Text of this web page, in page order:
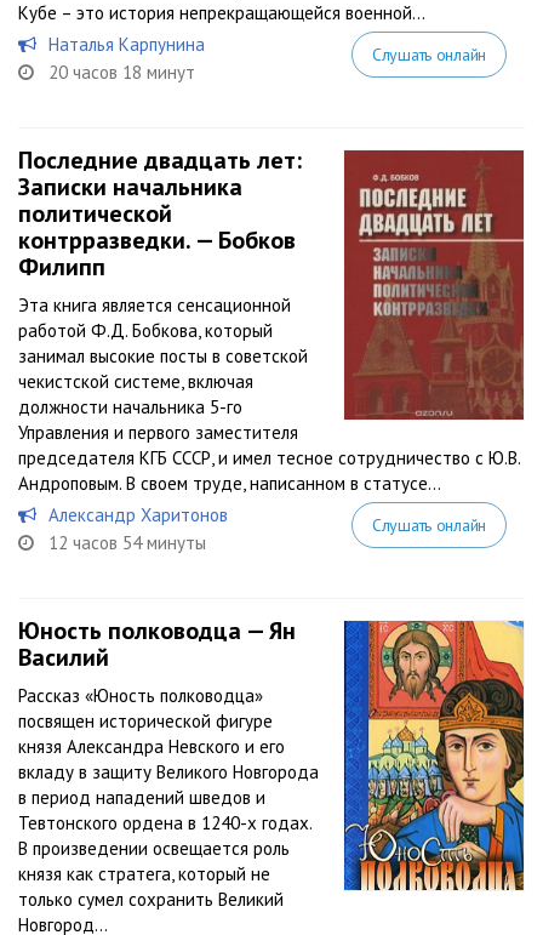
Кубе – это история непрекращающейся военной...
Наталья Карпунина
20 часов 18 минут
Слушать онлайн
Последние двадцать лет:
Записки начальника
политической
контрразведки. — Бобков
Филипп
Эта книга является сенсационной
работой Ф.Д. Бобкова, который
занимал высокие посты в советской
чекистской системе, включая
должности начальника 5-го
Управления и первого заместителя
председателя КГБ СССР, и имел тесное сотрудничество с Ю.В.
Андроповым. В своем труде, написанном в статусе...
Александр Харитонов
12 часов 54 минуты
Слушать онлайн
Юность полководца — Ян
Василий
Рассказ «Юность полководца»
посвящен исторической фигуре
князя Александра Невского и его
вкладу в защиту Великого Новгорода
в период нападений шведов и
Тевтонского ордена в 1240-х годах.
В произведении освещается роль
князя как стратега, который не
только сумел сохранить Великий
Новгород...